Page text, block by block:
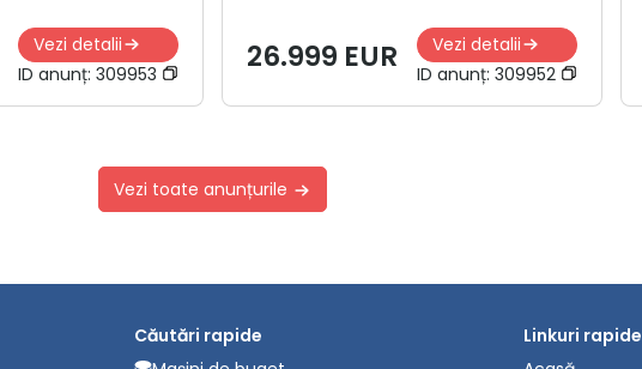
Vezi detalii
ID anunț: 309953 26.999 EUR
Vezi detalii
ID anunț:309952
Vezi toate anunțurile
Căutări rapide
Linkuri rapide